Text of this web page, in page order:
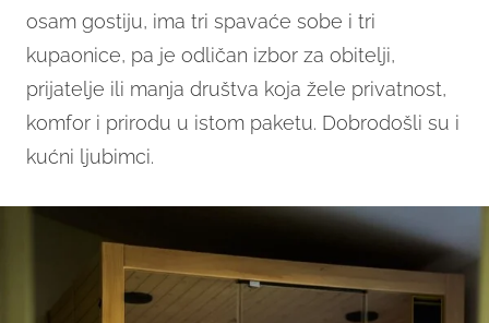
osam gostiju, ima tri spavaće sobe i tri
kupaonice, pa je odličan izbor za obitelji,
prijatelje ili manja društva koja žele privatnost,
komfor i prirodu u istom paketu. Dobrodošli su i
kućni ljubimci.